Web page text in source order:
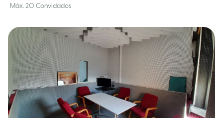
Máx. 20 Convidados